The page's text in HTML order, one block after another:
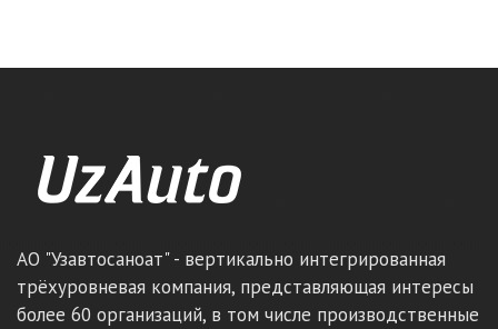
АО "Узавтосаноат" - вертикально интегрированная
трёхуровневая компания, представляющая интересы
более 60 организаций, в том числе производственные